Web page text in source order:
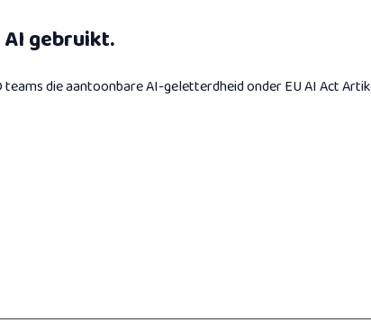
gebruikt.
die aantoonbare AI-geletterdheid onder EU AI Act